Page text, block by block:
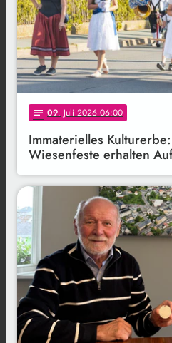
notes 09. Juli 2026 06:00
Immaterielles
Wiesenfeste erhalten